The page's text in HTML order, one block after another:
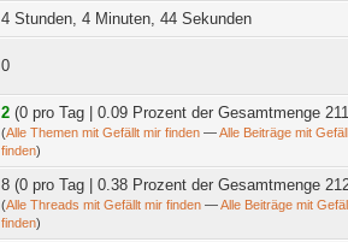
4 Stunden, 4 Minuten, 44 Sekunden
0
2 (0 pro Tag | 0.09 Prozent der Gesamtmenge
(Alle Themen mit Gefällt mir finden —Alle Beiträge mit
finden)
8 (0 pro Tag | 0.38 Prozent der Gesamtmenge
(Alle Threads mit Gefällt mir finden —Alle Beiträge mit
finden)